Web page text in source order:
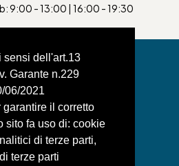
sensi dell'art.13
Garante n.229
06/2021
il corretto
sito fa uso di: cookie
di terze parti,
terze parti
9:00 - 13:00 | 16:00 - 19:30